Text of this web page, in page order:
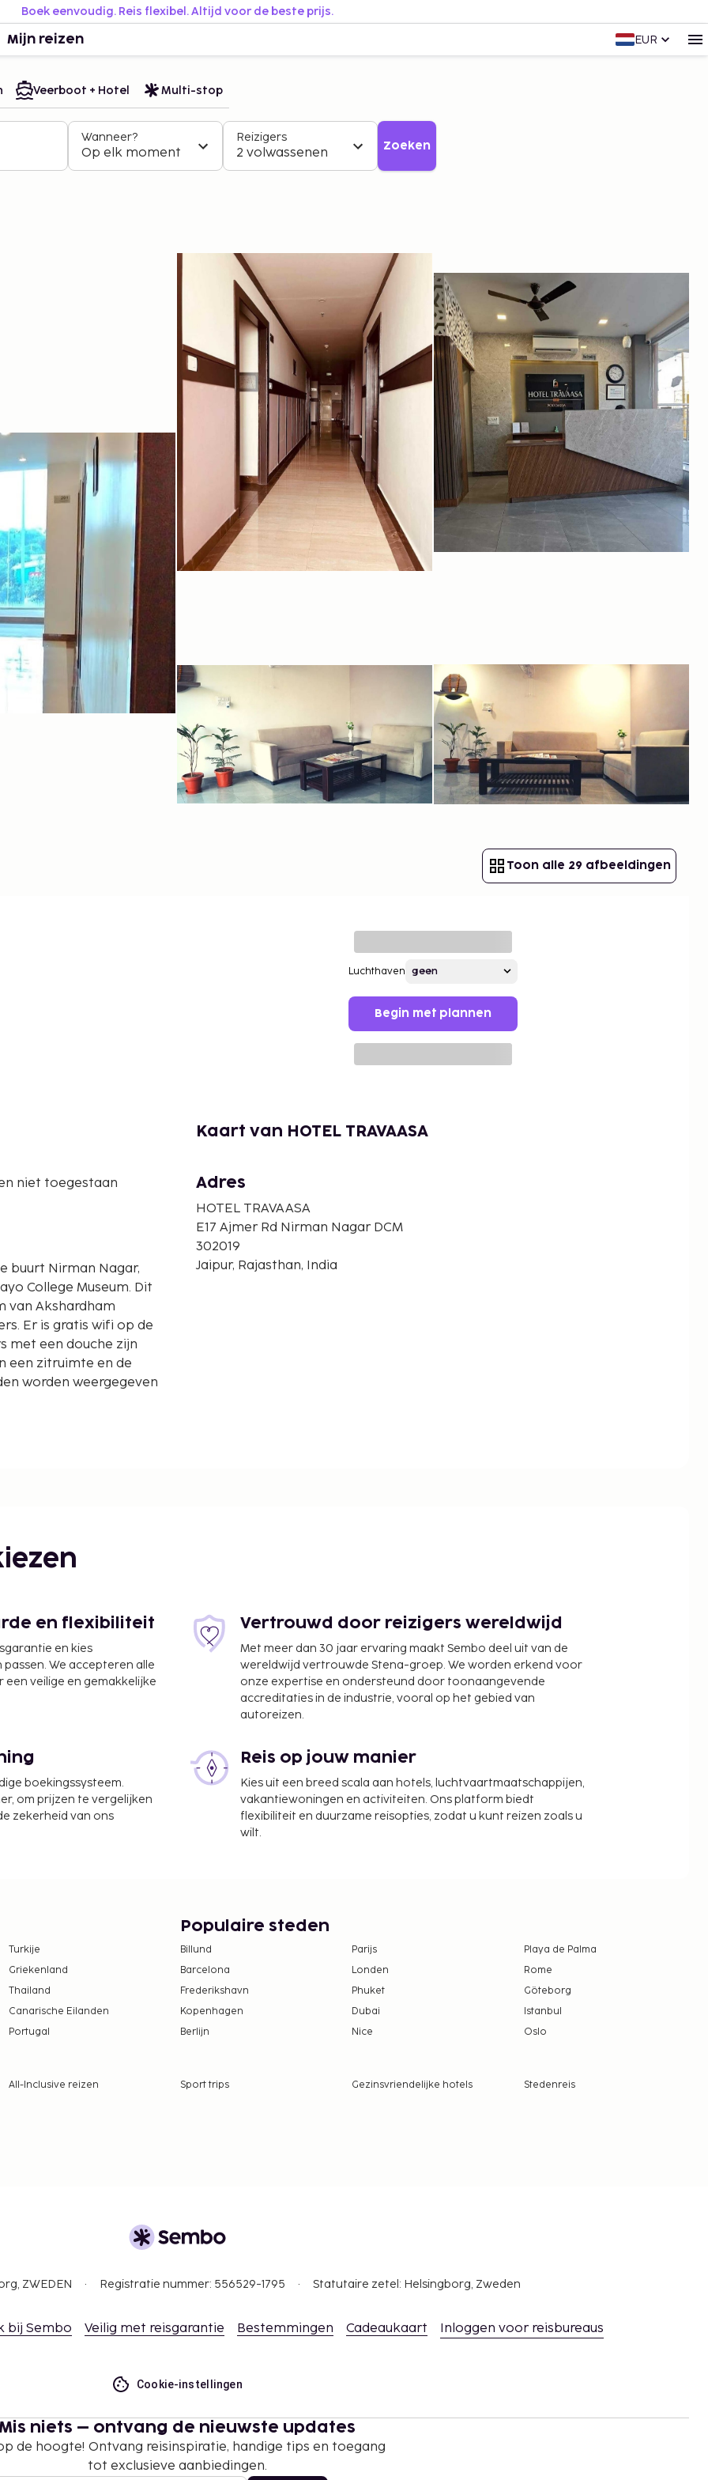
Boek eenvoudig. Reis flexibel. Altijd voor de beste prijs.
Mijn reizen EUR
Veerboot + Hotel Multi-stop
Wanneer?
Op elk moment
Reizigers
2 volwassenen Zoeken
Toon alle 29 afbeeldingen
Luchthaven
Begin met plannen
niet toegestaan
buurt Nirman Nagar,
College Museum. Dit
van Akshardham
Er is gratis wifi op de
met een douche zijn
een zitruimte en de
worden weergegeven
Ter plaatse heb je
zoals
Kaart van HOTEL TRAVAASA
Adres
HOTEL TRAVAASA
E17 Ajmer Rd Nirman Nagar DCM
302019
Jaipur, Rajasthan, India
en flexibiliteit
en kies
We accepteren alle
veilige en gemakkelijke
Vertrouwd door reizigers wereldwijd
Met meer dan 30 jaar ervaring maakt Sembo deel uit van de
wereldwijd vertrouwde Stena-groep. We worden erkend voor
onze expertise en ondersteund door toonaangevende
accreditaties in de industrie, vooral op het gebied van
autoreizen.
boekingssysteem.
om prijzen te vergelijken
zekerheid van ons
Reis op jouw manier
Kies uit een breed scala aan hotels, luchtvaartmaatschappijen,
vakantiewoningen en activiteiten. Ons platform biedt
flexibiliteit en duurzame reisopties, zodat u kunt reizen zoals u
wilt.
Turkije
Griekenland
Thailand
Canarische Eilanden
Portugal
Populaire steden
Billund Parijs
Playa de Palma
Barcelona
Londen
Rome
Frederikshavn
Phuket
Göteborg
Kopenhagen
Dubai
Istanbul
Berlijn
Nice Oslo
All-Inclusive reizen Sport trips Gezinsvriendelijke hotels
Stedenreis
ZWEDEN Registratie nummer: 556529-1795 Statutaire zetel: Helsingborg, Zweden
bij Sembo Veilig met reisgarantie Bestemmingen Cadeaukaart Inloggen voor reisbureaus
Cookie-instellingen
Mis niets – ontvang de nieuwste updates
de hoogte! Ontvang reisinspiratie, handige tips en toegang
tot exclusieve aanbiedingen.